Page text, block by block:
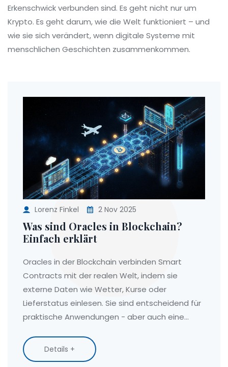
Erkenschwick verbunden sind. Es geht nicht nur um
Krypto. Es geht darum, wie die Welt funktioniert – und
wie sie sich verändert, wenn digitale Systeme mit
menschlichen Geschichten zusammenkommen.
Lorenz Finkel 2 Nov 2025
Was sind Oracles in Blockchain?
Einfach erklärt
Oracles in der Blockchain verbinden Smart
Contracts mit der realen Welt, indem sie
externe Daten wie Wetter, Kurse oder
Lieferstatus einlesen. Sie sind entscheidend für
praktische Anwendungen - aber auch eine
Details +